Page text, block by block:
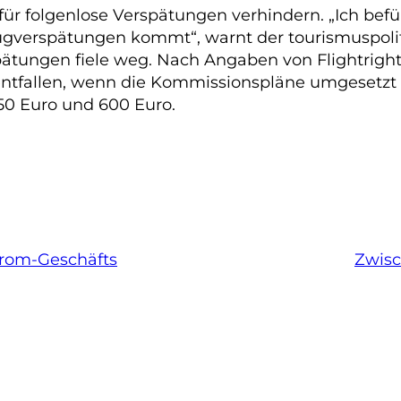
folgenlose Verspätungen verhindern. „Ich
kommt“, warnt der
fiele weg. Nach Angaben von
wenn die Kommissionspläne
Euro und 600 Euro.
Geschäfts